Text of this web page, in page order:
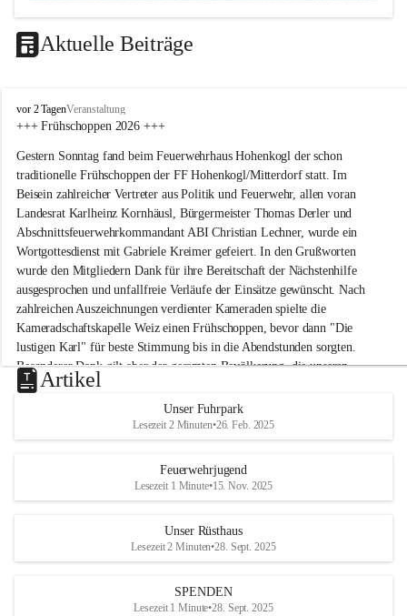
Aktuelle Beiträge
F
F
o
h
e
n
k
o
g
l
-
M
i
t
t
e
r
r
vor 2 TagenVeranstaltung
+++ Frühschoppen 2026 +++
Gestern Sonntag fand beim Feuerwehrhaus Hohenkogl der schon
traditionelle Frühschoppen der FF Hohenkogl/Mitterdorf statt. Im
Beisein zahlreicher Vertreter aus Politik und Feuerwehr, allen voran
Landesrat Karlheinz Kornhäusl, Bürgermeister Thomas Derler und
Abschnittsfeuerwehrkommandant ABI Christian Lechner, wurde ein
Wortgottesdienst mit Gabriele Kreimer gefeiert. In den Grußworten
wurde den Mitgliedern Dank für ihre Bereitschaft der Nächstenhilfe
ausgesprochen und unfallfreie Verläufe der Einsätze gewünscht. Nach
zahlreichen Auszeichnungen verdienter Kameraden spielte die
Kameradschaftskapelle Weiz einen Frühschoppen, bevor dann "Die
lustigen Karl" für beste Stimmung bis in die Abendstunden sorgten.
Besonderer Dank gilt aber der gesamten Bevölkerung, die unseren
Frühschoppen trotz hochsommerlichen Temperaturen besuchte. Der
Reinerlös des Festes kommt natürlich wieder der Verbesserung der
Ausrüstung und somit der Einsatzbereitschaft der FF
Hohenkogl/Mitterdorf zugute!
HERZLICHEN DANK FÜR IHREN BESUCH!
Artikel
Unser Fuhrpark
Lesezeit 2 Minuten•26. Feb. 2025
Feuerwehrjugend
Lesezeit 1 Minute•15. Nov. 2025
Unser Rüsthaus
Lesezeit 2 Minuten•28. Sept. 2025
SPENDEN
Lesezeit 1 Minute•28. Sept. 2025